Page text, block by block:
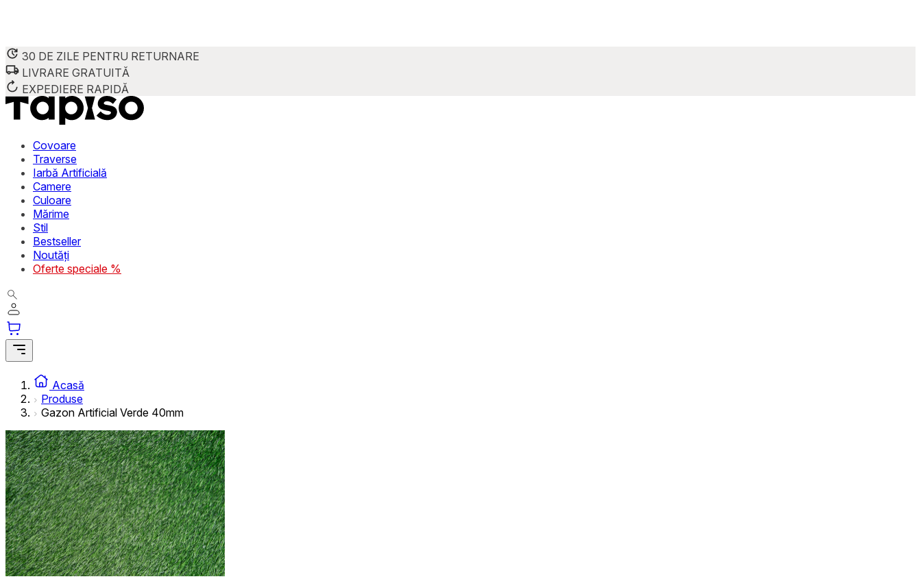
30 DE ZILE PENTRU RETURNARE
LIVRARE GRATUITĂ
EXPEDIERE RAPIDĂ
Covoare
Traverse
Iarbă Artificială
Camere
Culoare
Mărime
Stil
Bestseller
Noutăți
Oferte speciale %
Acasă
Produse
Gazon Artificial Verde 40mm